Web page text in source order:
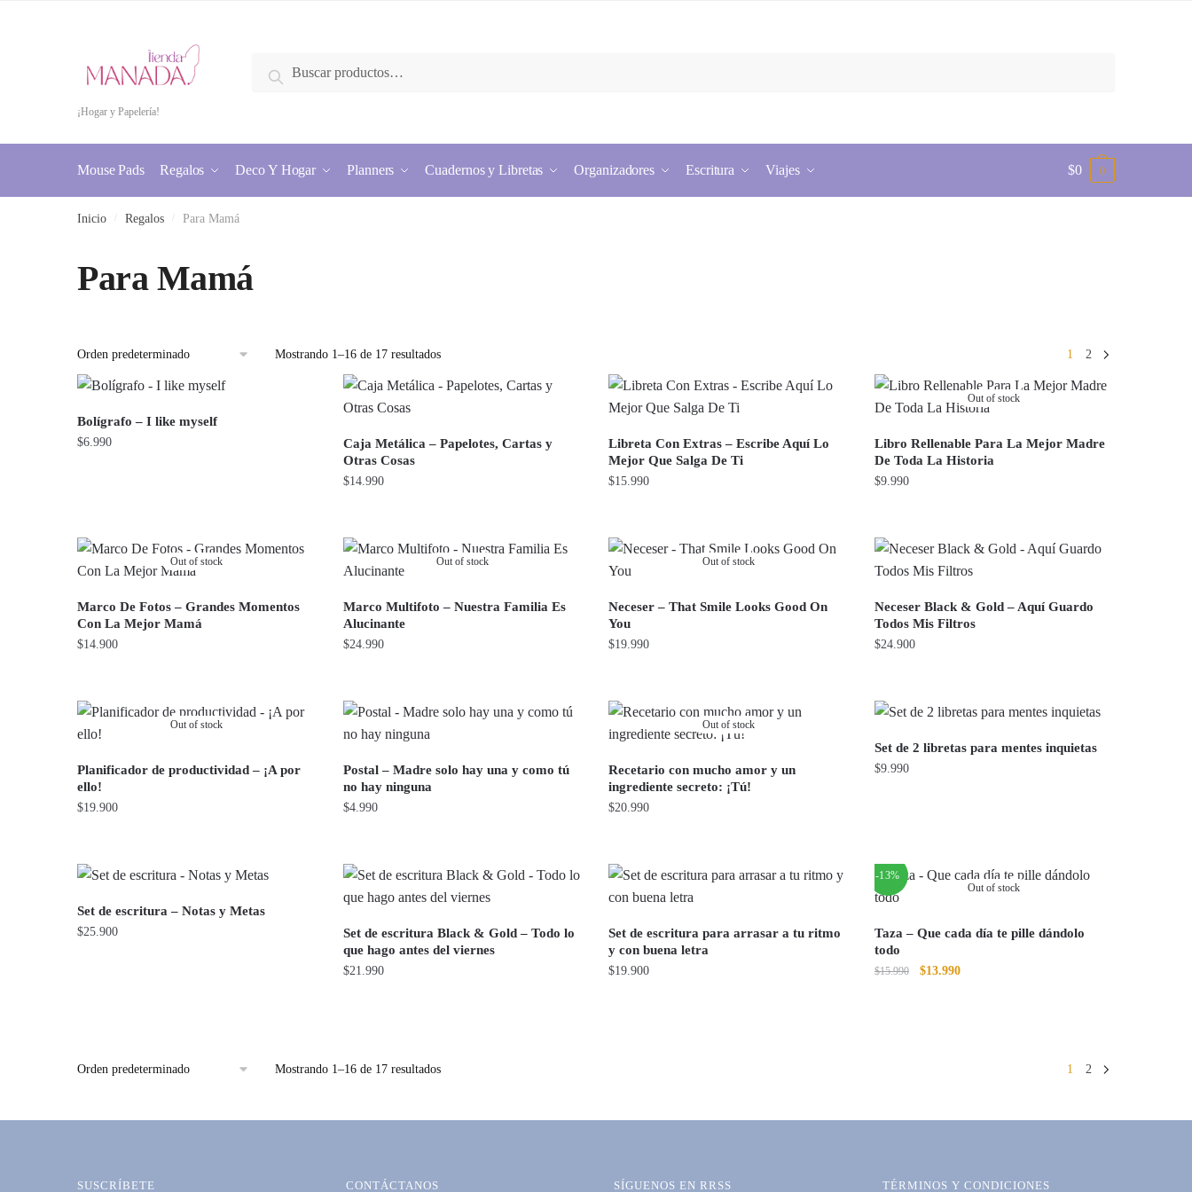
¡Hogar y Papelería!
por:
Buscar
Mouse Pads Regalos Deco Y Hogar Planners Cuadernos y Libretas Organizadores Escritura Viajes $0 0
Inicio Regalos Para Mamá
Para Mamá
Mostrando 1–16 de 17 resultados 1 2
Bolígrafo – I like myself
$6.990
Caja Metálica – Papelotes, Cartas y
Otras Cosas
$14.990
Libreta Con Extras – Escribe Aquí Lo
Mejor Que Salga De Ti
$15.990
Out of stock
Libro Rellenable Para La Mejor Madre
De Toda La Historia
$9.990
Out of stock
Marco De Fotos – Grandes Momentos
Con La Mejor Mamá
$14.900
Out of stock
Marco Multifoto – Nuestra Familia Es
Alucinante
$24.990
Out of stock
Neceser – That Smile Looks Good On
You
$19.990
Neceser Black & Gold – Aquí Guardo
Todos Mis Filtros
$24.900
Out of stock
Planificador de productividad – ¡A por
ello!
$19.900
Postal – Madre solo hay una y como tú
no hay ninguna
$4.990
Out of stock
Recetario con mucho amor y un
ingrediente secreto: ¡Tú!
$20.990
Set de 2 libretas para mentes inquietas
$9.990
Set de escritura – Notas y Metas
$25.900
Set de escritura Black & Gold – Todo lo
que hago antes del viernes
$21.990
Set de escritura para arrasar a tu ritmo
y con buena letra
$19.900
-13%
Out of stock
Taza – Que cada día te pille dándolo
todo
$15.990
El
$13.990El
Mostrando 1–16 de 17 resultados
1 2
SUSCRÍBETE CONTÁCTANOS SÍGUENOS EN RRSS TÉRMINOS Y CONDICIONES